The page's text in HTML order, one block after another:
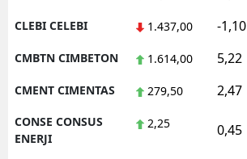
CLEBI CELEBI 1.437,00 -1,10
CMBTN CIMBETON 1.614,00 5,22
CMENT CIMENTAS 279,50 2,47
CONSE CONSUS
ENERJI
2,25 0,45